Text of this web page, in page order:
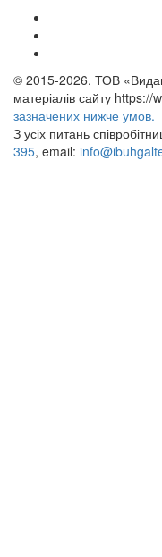
© 2015-2026. ТОВ
матеріалів сайту
зазначених нижче умов.
З усіх питань
395, email: